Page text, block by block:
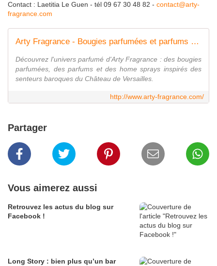
Contact : Laetitia Le Guen - tél 09 67 30 48 82 - contact@arty-
fragrance.com
Arty Fragrance - Bougies parfumées et parfums par Elisabeth de Feydeau
Découvrez l'univers parfumé d'Arty Fragrance : des bougies
parfumées, des parfums et des home sprays inspirés des
senteurs baroques du Château de Versailles.
http://www.arty-fragrance.com/
Partager
Vous aimerez aussi
Retrouvez les actus du blog sur
Facebook !
Long Story : bien plus qu’un bar